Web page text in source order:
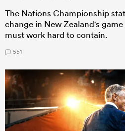
The Nations Championship
change in New Zealand's
must work hard to contain.
551